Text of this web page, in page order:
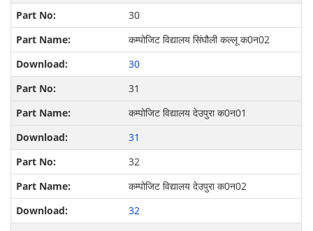
30
कम्पोजिट विद्यालय सिंघौली कल्‍लू क0न02
30
31
कम्पोजिट विद्यालय देउपुरा क0न01
31
32
कम्पोजिट विद्यालय देउपुरा क0न02
32